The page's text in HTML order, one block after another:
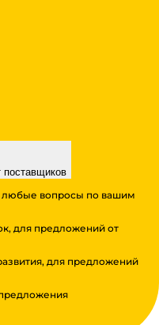
любые вопросы по вашим
для предложений от
для предложений